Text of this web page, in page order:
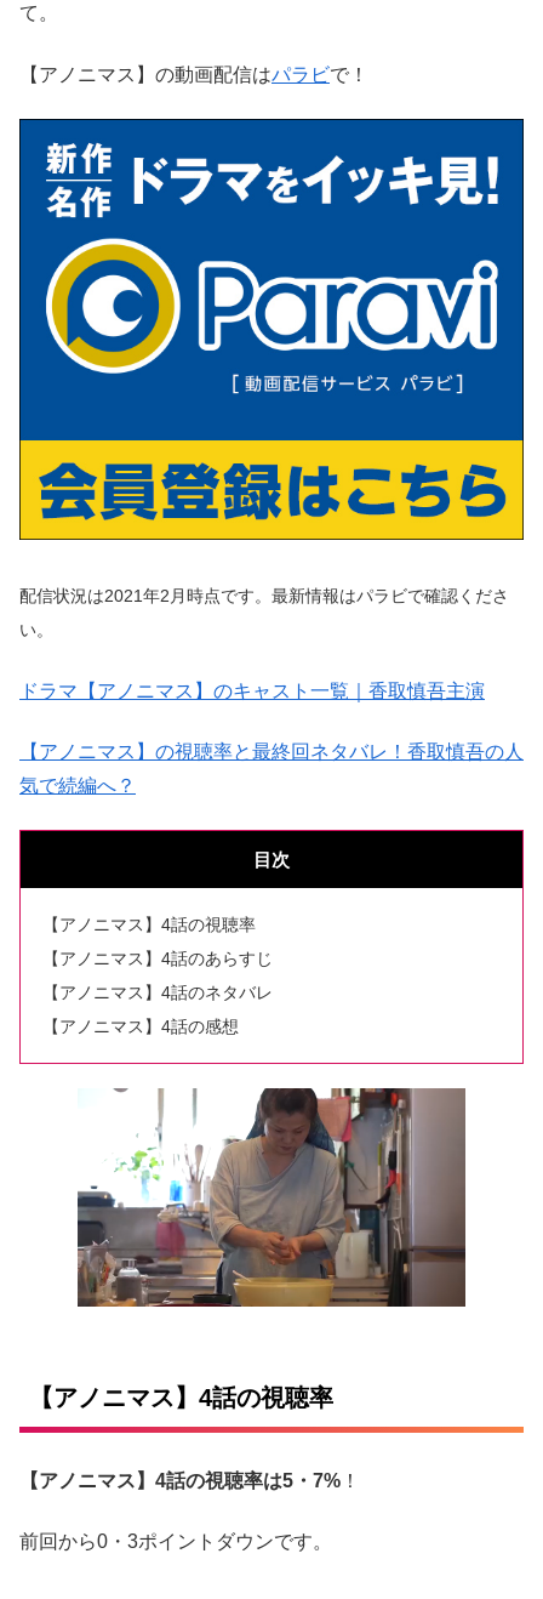
て。
【アノニマス】の動画配信はパラビで！
配信状況は2021年2月時点です。最新情報はパラビで確認くださ
い。
ドラマ【アノニマス】のキャスト一覧｜香取慎吾主演
【アノニマス】の視聴率と最終回ネタバレ！香取慎吾の人
気で続編へ？
目次
【アノニマス】4話の視聴率
【アノニマス】4話のあらすじ
【アノニマス】4話のネタバレ
【アノニマス】4話の感想
【アノニマス】4話の視聴率
【アノニマス】4話の視聴率は5・7% ！
前回から0・3ポイントダウンです。